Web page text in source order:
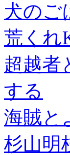
犬のご
荒くれ
超越者
する
海賊と
杉山明